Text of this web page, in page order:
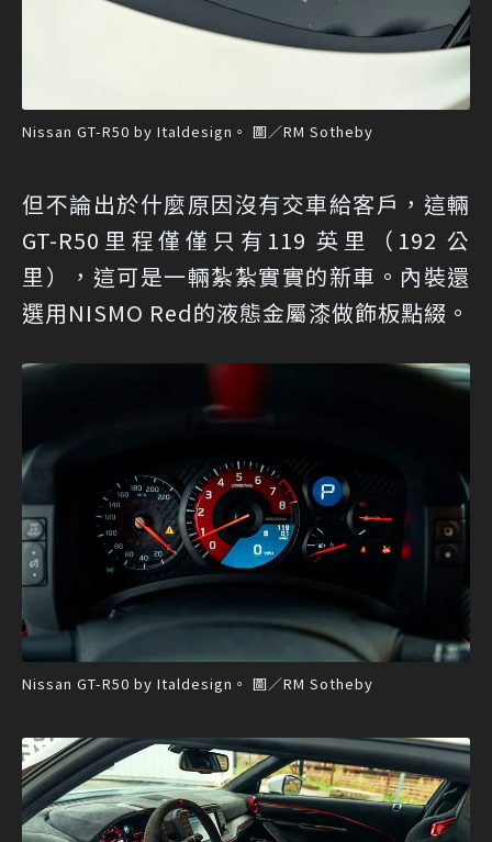
Nissan GT-R50 by Italdesign。 圖／RM Sotheby
但不論出於什麼原因沒有交車給客戶，這輛
GT-R50里程僅僅只有119 英里（192 公
里），這可是一輛紮紮實實的新車。內裝還
選用NISMO Red的液態金屬漆做飾板點綴。
Nissan GT-R50 by Italdesign。 圖／RM Sotheby